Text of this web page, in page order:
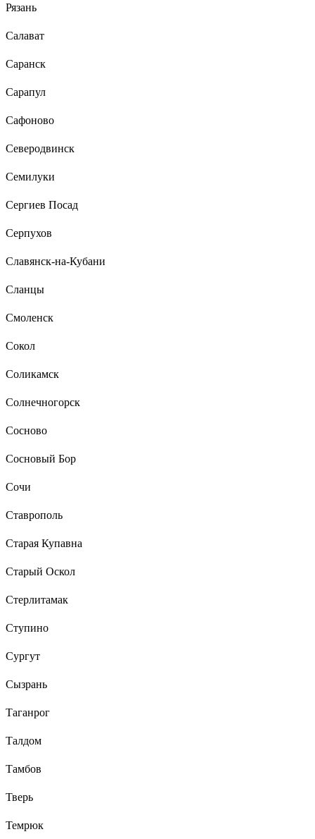
Рязань
Салават
Саранск
Сарапул
Сафоново
Северодвинск
Семилуки
Сергиев Посад
Серпухов
Славянск-на-Кубани
Сланцы
Смоленск
Сокол
Соликамск
Солнечногорск
Сосново
Сосновый Бор
Сочи
Ставрополь
Старая Купавна
Старый Оскол
Стерлитамак
Ступино
Сургут
Сызрань
Таганрог
Талдом
Тамбов
Тверь
Темрюк